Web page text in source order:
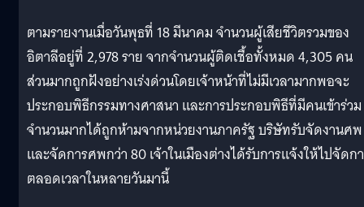
ตามรายงานเมื่อวันพุธที่ 18 มีนาคม จำนวนผู้เสียชีวิตรวมของ
อิตาลีอยู่ที่ 2,978 ราย จากจำนวนผู้ติดเชื้อทั้งหมด 4,305 คน
ส่วนมากถูกฝังอย่างเร่งด่วนโดยเจ้าหน้าที่ไม่มีเวลามากพอจะ
ประกอบพิธีกรรมทางศาสนา และการประกอบพิธีที่มีคนเข้าร่วม
จำนวนมากได้ถูกห้ามจากหน่วยงานภาครัฐ บริษัทรับจัดงานศพ
และจัดการศพกว่า 80 เจ้าในเมืองต่างได้รับการแจ้งให้ไปจัดก
ตลอดเวลาในหลายวันมานี้